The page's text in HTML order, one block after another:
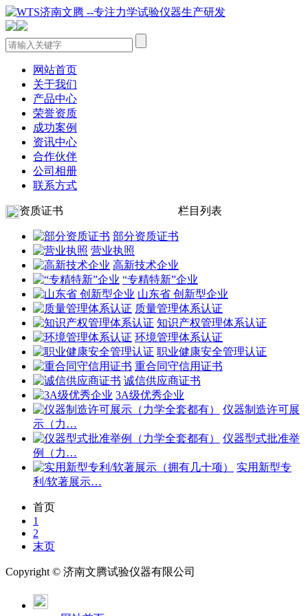
网站首页
关于我们
产品中心
荣誉资质
成功案例
资讯中心
合作伙伴
公司相册
联系方式
资质证书 栏目列表
部分资质证书
营业执照
高新技术企业
“专精特新”企业
山东省 创新型企业
质量管理体系认证
知识产权管理体系认证
环境管理体系认证
职业健康安全管理认证
重合同守信用证书
诚信供应商证书
3A级优秀企业
仪器制造许可展
示（力…
仪器型式批准举
例（力…
实用新型专
利/软著展示…
首页
1
2
末页
Copyright © 济南文腾试验仪器有限公司